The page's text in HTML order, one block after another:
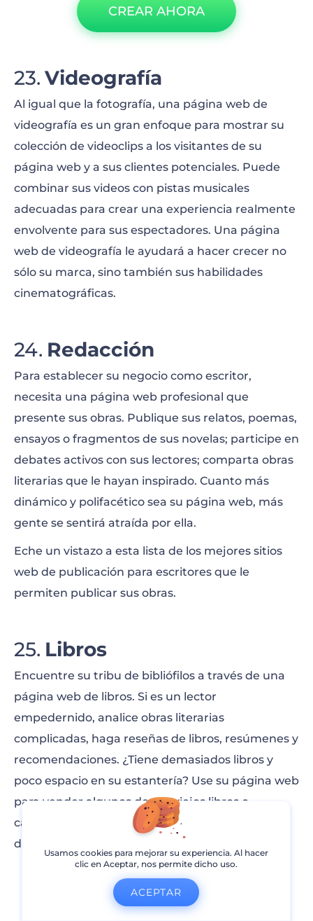
CREAR AHORA
Videografía
Al igual que la fotografía, una página web de
videografía es un gran enfoque para mostrar su
colección de videoclips a los visitantes de su
página web y a sus clientes potenciales. Puede
combinar sus videos con pistas musicales
adecuadas para crear una experiencia realmente
envolvente para sus espectadores. Una página
web de videografía le ayudará a hacer crecer no
sólo su marca, sino también sus habilidades
cinematográficas.
Redacción
Para establecer su negocio como escritor,
necesita una página web profesional que
presente sus obras. Publique sus relatos, poemas,
ensayos o fragmentos de sus novelas; participe en
debates activos con sus lectores; comparta obras
literarias que le hayan inspirado. Cuanto más
dinámico y polifacético sea su página web, más
gente se sentirá atraída por ella.
Eche un vistazo a esta lista de los mejores sitios
web de publicación para escritores que le
permiten publicar sus obras.
Libros
Encuentre su tribu de bibliófilos a través de una
página web de libros. Si es un lector
empedernido, analice obras literarias
complicadas, haga reseñas de libros, resúmenes y
recomendaciones. ¿Tiene demasiados libros y
poco espacio en su estantería? Use su página web
para vender algunos de sus viejos libros o
cambiarlos por otros nuevos. Aquí tiene una lista
de
Usamos cookies para mejorar su experiencia. Al hacer
clic en Aceptar, nos permite dicho uso.
ACEPTAR